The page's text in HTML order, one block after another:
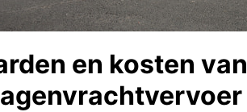
en kosten van